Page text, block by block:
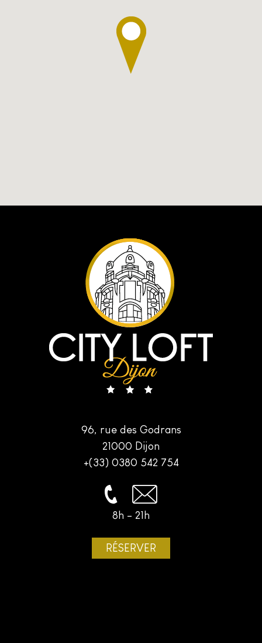
96, rue des Godrans
21000 Dijon
+(33) 0380 542 754
8h - 21h
RÉSERVER